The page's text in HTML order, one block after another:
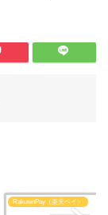
RakutenPay（楽天ペイ）